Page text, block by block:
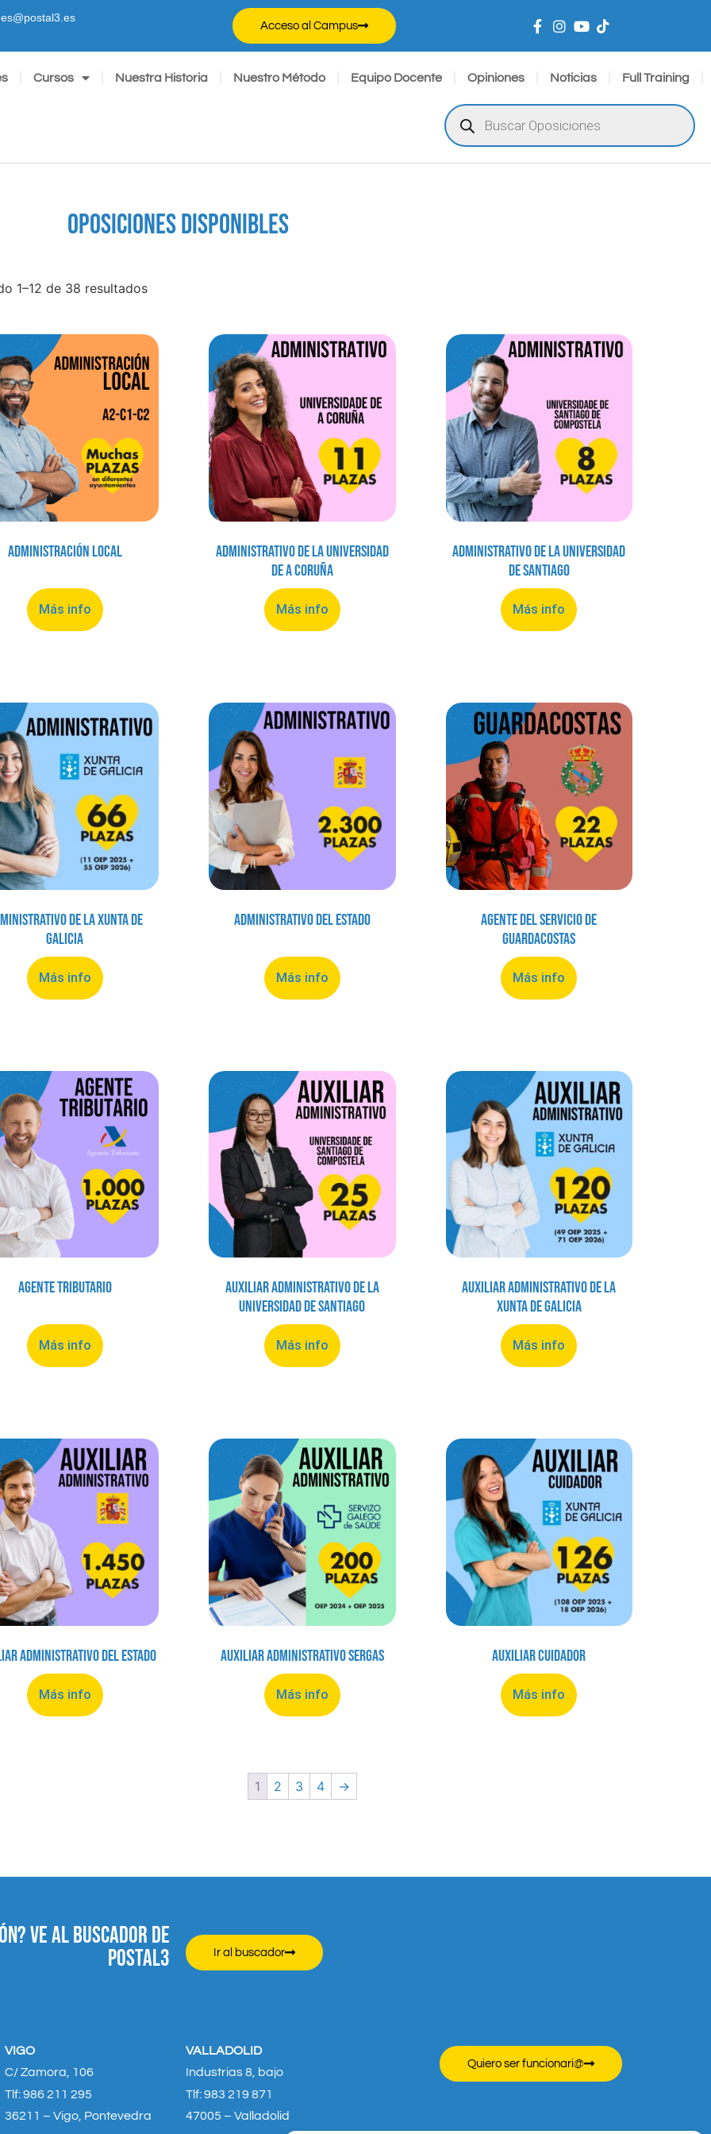
Acceso al Campus
Cursos Nuestra Historia Nuestro Método Equipo Docente Opiniones Noticias Full Training
OPOSICIONES DISPONIBLES
1–12 de 38 resultados
Administración local
Más info
Administrativo de la Universidad
de A Coruña
Más info
Administrativo de la Universidad
de Santiago
Más info
de la Xunta de
Galicia
Más info
Administrativo del Estado
Más info
Agente del Servicio de
Guardacostas
Más info
Agente Tributario
Más info
Auxiliar Administrativo de la
Universidad de Santiago
Más info
Auxiliar Administrativo de la
Xunta de Galicia
Más info
Administrativo del Estado
Más info
Auxiliar Administrativo Sergas
Más info
Auxiliar Cuidador
Más info
1 2 3 4 →
VE AL BUSCADOR DE
POSTAL3
Ir al buscador
VIGO
C/ Zamora, 106
Tlf: 986 211 295
36211 – Vigo, Pontevedra
VALLADOLID
Industrias 8, bajo
Tlf: 983 219 871
47005 – Valladolid
Quiero ser funcionari@